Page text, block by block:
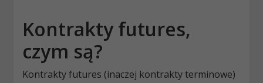
Kontrakty futures,
czym są?
Kontrakty futures (inaczej kontrakty terminowe)